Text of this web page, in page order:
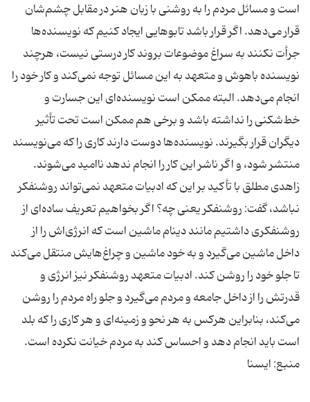
است و مسائل مردم را به روشنی با زبان هنر در مقابل چشم‌شان
قرار می‌دهد. اگر قرار باشد تابوهایی ایجاد کنیم که نویسنده‌ها
جرأت نکنند به سراغ موضوعات بروند کار درستی نیست، هرچند
نویسنده باهوش و متعهد به این مسائل توجه نمی‌کند و کار خود را
انجام می‌دهد. البته ممکن است نویسنده‌ای این جسارت و
خط‌شکنی را نداشته باشد و برخی هم ممکن است تحت تأثیر
دیگران قرار بگیرند. نویسنده‌ها دوست‌ دارند کاری را که می‌نویسند
منتشر شود، و اگر ناشر این کار را انجام ندهد ناامید می‌شوند.
زاهدی مطلق با تأکید بر این که ادبیات متعهد نمی‌تواند روشنفکر
نباشد، گفت: روشنفکر یعنی چه؟ اگر بخواهیم تعریف ساده‌ای از
روشنفکری داشتیم مانند دینام ماشین است که انرژی‌اش را از
داخل ماشین می‌گیرد و به خود ماشین و چراغ‌هایش منتقل می‌کند
تا جلو خود را روشن کند. ادبیات متعهد روشنفکر نیز انرژی و
قدرتش را از داخل جامعه و مردم می‌گیرد و جلو راه مردم را روشن
می‌کند، بنابراین هرکس به هر نحو و زمینه‌ای و هر کاری را که بلد
است باید انجام دهد و احساس کند به مردم خیانت نکرده است.
منبع: ایسنا